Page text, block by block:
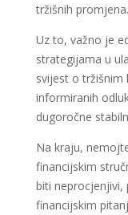
tržišnih promjena.
Uz to, važno je
strategijama u
svijest o
informiranih
dugoročne
Na kraju,
financijskim
biti neprocjenjivi,
financijskim